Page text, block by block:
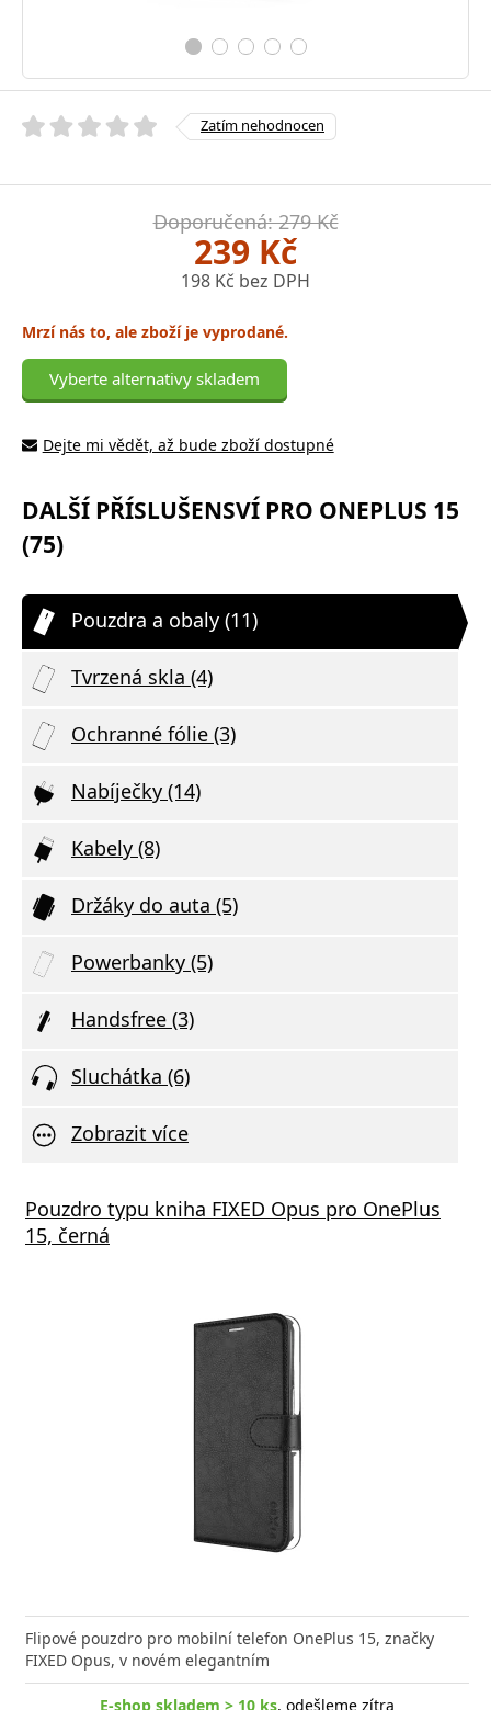
Zatím nehodnocen
Doporučená: 279 Kč
239 Kč
198 Kč bez DPH
Mrzí nás to, ale zboží je vyprodané.
Vyberte alternativy skladem
Dejte mi vědět, až bude zboží dostupné
DALŠÍ PŘÍSLUŠENSVÍ PRO ONEPLUS 15
(75)
Pouzdra a obaly (11)
Tvrzená skla (4)
Ochranné fólie (3)
Nabíječky (14)
Kabely (8)
Držáky do auta (5)
Powerbanky (5)
Handsfree (3)
Sluchátka (6)
Zobrazit více
Pouzdro typu kniha FIXED Opus pro OnePlus
15, černá
Flipové pouzdro pro mobilní telefon OnePlus 15, značky
FIXED Opus, v novém elegantním
E-shop skladem > 10 ks, odešleme zítra
SÍŤOVÝ ADAPTÉR GaN 1x USB-C 35W
DELIVERY ČERNÝ
kvalitní GaN nabíječku s vysokým výkonem a malými
Našli jste správně.